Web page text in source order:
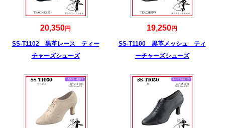
20,350円
SS-T1102 黒革レース ティー
チャーズシューズ
19,250円
SS-T1100 黒革メッシュ ティ
ーチャーズシューズ